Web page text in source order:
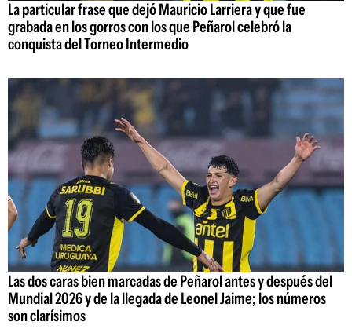
La particular frase que dejó Mauricio Larriera y que fue
grabada en los gorros con los que Peñarol celebró la
conquista del Torneo Intermedio
Las dos caras bien marcadas de Peñarol antes y después del
Mundial 2026 y de la llegada de Leonel Jaime; los números
son clarísimos